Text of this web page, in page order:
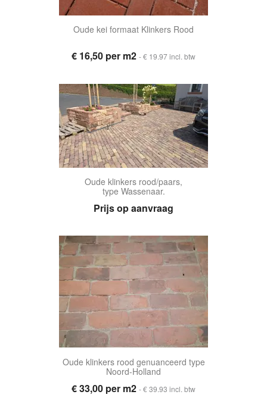
Oude kei formaat Klinkers Rood
€ 16,50 per m2 - € 19.97 incl. btw
Oude klinkers rood/paars,
type Wassenaar.
Prijs op aanvraag
Oude klinkers rood genuanceerd type
Noord-Holland
€ 33,00 per m2 - € 39.93 incl. btw